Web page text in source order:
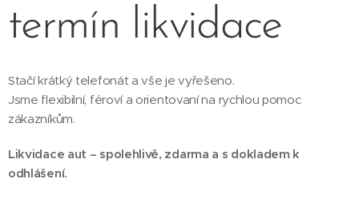
termín likvidace
Stačí krátký telefonát a vše je vyřešeno.
Jsme flexibilní, féroví a orientovaní na rychlou pomoc
zákazníkům.
Likvidace aut – spolehlivě, zdarma a s dokladem k
odhlášení.